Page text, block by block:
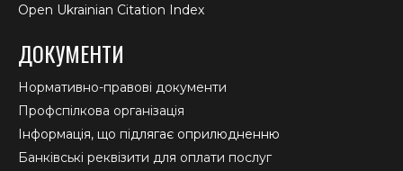
Open Ukrainian Citation Index
ДОКУМЕНТИ
Нормативно-правові документи
Профспілкова організація
Інформація, що підлягає оприлюдненню
Банківські реквізити для оплати послуг